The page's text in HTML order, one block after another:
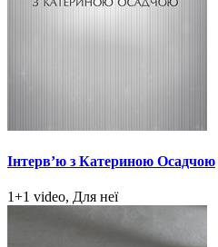
Інтерв’ю з Катериною Осадчою
1+1 video, Для неї